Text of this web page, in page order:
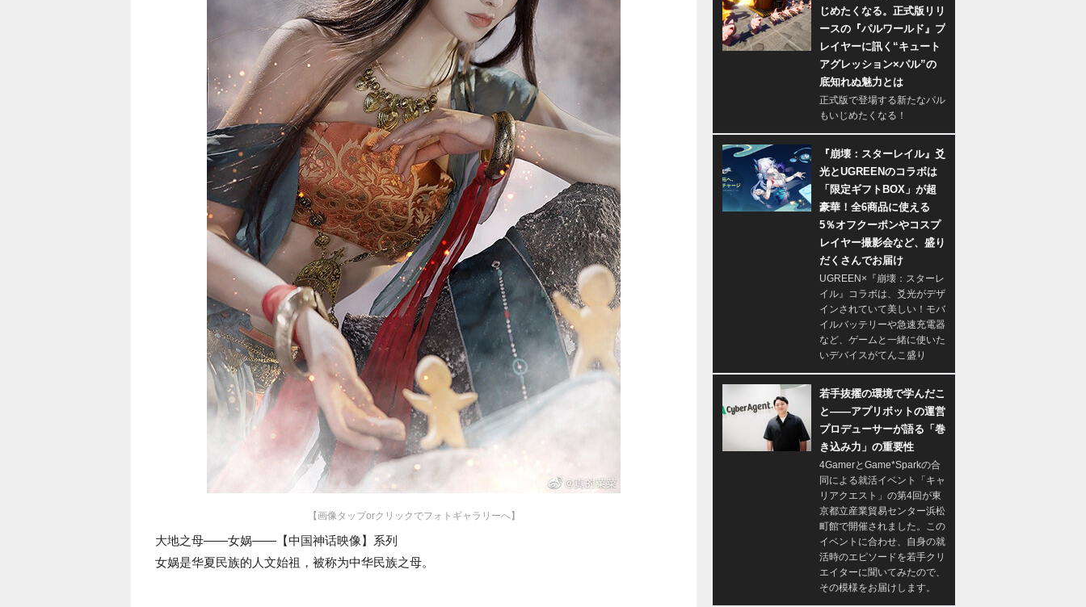
【画像タップorクリックでフォトギャラリーへ】
大地之母——女娲——【中国神话映像】系列
女娲是华夏民族的人文始祖，被称为中华民族之母。
じめたくなる。正式版リリ
ースの『パルワールド』プ
レイヤーに訊く“キュート
アグレッション×パル”の
底知れぬ魅力とは
正式版で登場する新たなパル
もいじめたくなる！
『崩壊：スターレイル』爻
光とUGREENのコラボは
「限定ギフトBOX」が超
豪華！全6商品に使える
5％オフクーポンやコスプ
レイヤー撮影会など、盛り
だくさんでお届け
UGREEN×『崩壊：スターレ
イル』コラボは、爻光がデザ
インされていて美しい！モバ
イルバッテリーや急速充電器
など、ゲームと一緒に使いた
いデバイスがてんこ盛り
若手抜擢の環境で学んだこ
と――アプリボットの運営
プロデューサーが語る「巻
き込み力」の重要性
4GamerとGame*Sparkの合
同による就活イベント「キャ
リアクエスト」の第4回が東
京都立産業貿易センター浜松
町館で開催されました。この
イベントに合わせ、自身の就
活時のエピソードを若手クリ
エイターに聞いてみたので、
その模様をお届けします。